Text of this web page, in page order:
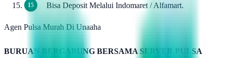
Bisa Deposit Melalui Indomaret / Alfamart.
Agen Pulsa Murah Di Unaaha
BURUAN BERGABUNG BERSAMA SERVER PULSA